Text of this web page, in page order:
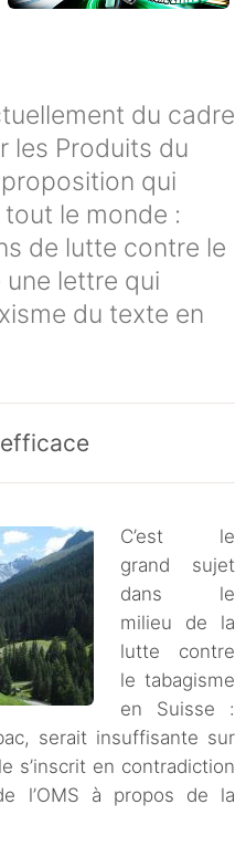
du cadre
les Produits du
qui
tout le monde :
de lutte contre le
lettre qui
du texte en
C’est le
grand sujet
dans le
milieu de la
lutte contre
le tabagisme
en Suisse :
serait insuffisante sur
s’inscrit en contradiction
l’OMS à propos de la